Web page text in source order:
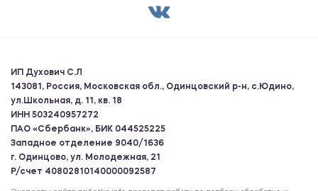
ИП Духович С.Л
143081, Россия, Московская обл., Одинцовский р-н, с.Юдино,
ул.Школьная, д. 11, кв. 18
ИНН 503240957272
ПАО «Сбербанк», БИК 044525225
Западное отделение 9040/1636
г. Одинцово, ул. Молодежная, 21
Р/счет 40802810140000092587